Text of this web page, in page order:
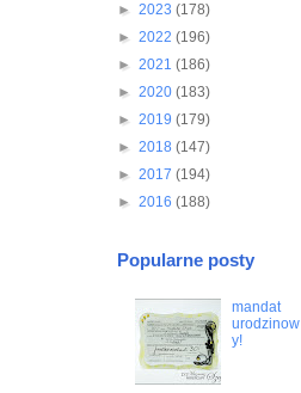
► 2023 (178)
► 2022 (196)
► 2021 (186)
► 2020 (183)
► 2019 (179)
► 2018 (147)
► 2017 (194)
► 2016 (188)
Popularne posty
mandat
urodzinow
y!